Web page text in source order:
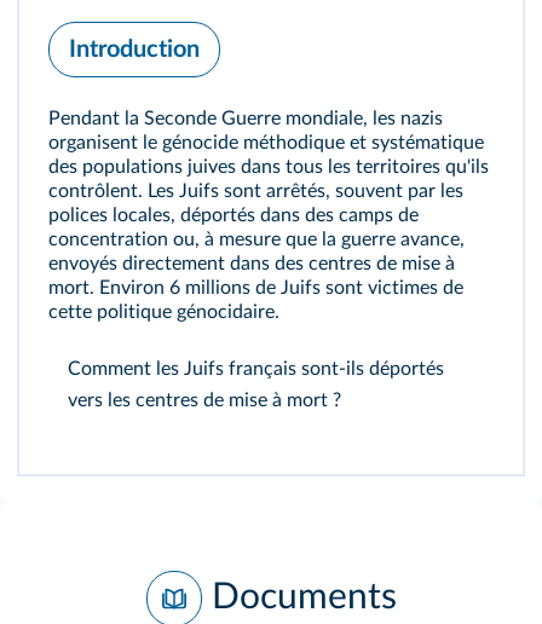
Introduction
Pendant la Seconde Guerre mondiale, les nazis
organisent le génocide méthodique et systématique
des populations juives dans tous les territoires qu'ils
contrôlent. Les Juifs sont arrêtés, souvent par les
polices locales, déportés dans des camps de
concentration ou, à mesure que la guerre avance,
envoyés directement dans des centres de mise à
mort. Environ 6 millions de Juifs sont victimes de
cette politique génocidaire.
Comment les Juifs français sont‑ils déportés
vers les centres de mise à mort ?
Documents